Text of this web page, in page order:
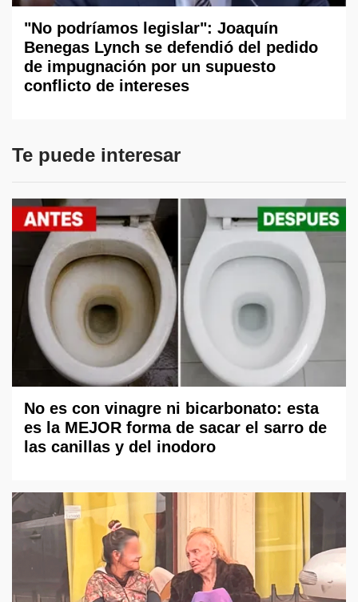
"No podríamos legislar": Joaquín
Benegas Lynch se defendió del pedido
de impugnación por un supuesto
conflicto de intereses
Te puede interesar
No es con vinagre ni bicarbonato: esta
es la MEJOR forma de sacar el sarro de
las canillas y del inodoro